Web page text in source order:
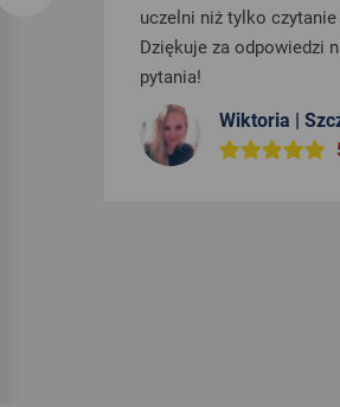
czytanie o nich na internecie.
na wszystkie moje
| Szczecin